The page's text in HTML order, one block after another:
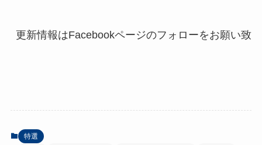
更新情報はFacebookページのフォローをお願い致
特選